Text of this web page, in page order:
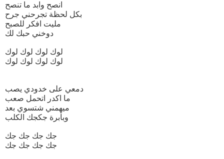
انصح وابد ما تنصح
بكل لحظة تجرحني جرح
مليت افكر للصبح
دوخني حبك لك
لوك لوك لوك لوك
لوك لوك لوك لوك
دمعي على خدودي يصب
ما اكدر اتحمل صعب
ميهمني شتسوي بعد
وبأبرة جكجك الكلب
جك جك جك جك
جك جك جك جك